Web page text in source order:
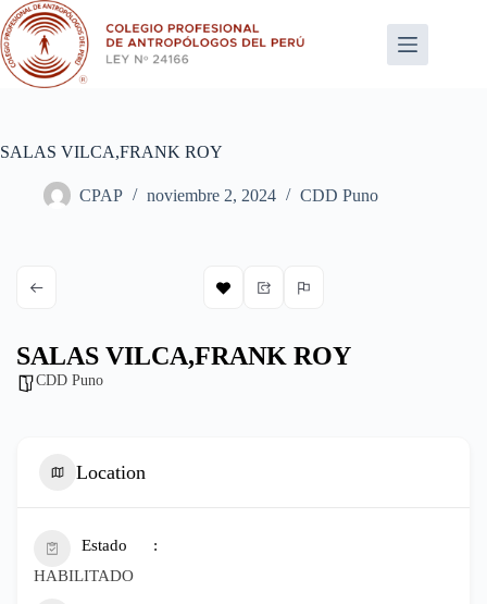
Saltar
al
contenido
SALAS VILCA,FRANK ROY
CPAP noviembre 2, 2024 CDD Puno
SALAS VILCA,FRANK ROY
CDD Puno
Location
Estado
HABILITADO